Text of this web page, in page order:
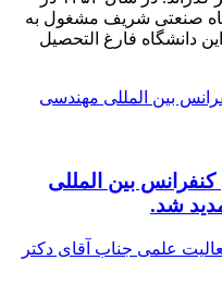
صنعتی شریف مشغول به
شد و در سال ۱۳۵۸ از این دانشگاه فارغ التحصیل
بین المللی